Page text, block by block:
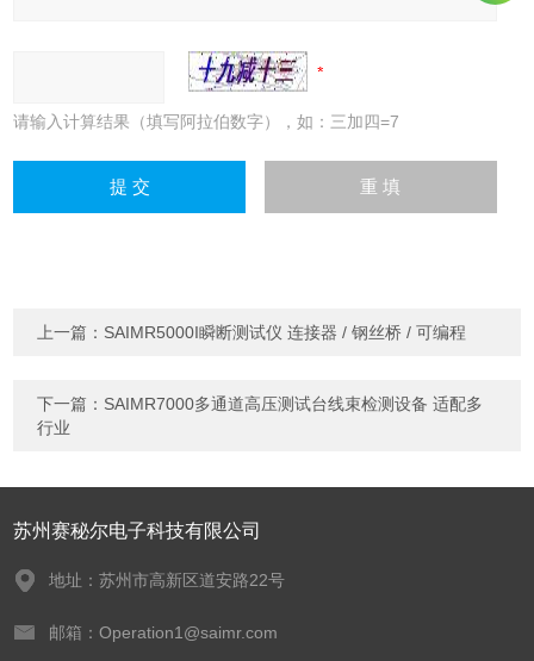
请输入计算结果（填写阿拉伯数字），如：三加四=7
上一篇： SAIMR5000I瞬断测试仪 连接器 / 钢丝桥 / 可编程
下一篇： SAIMR7000多通道高压测试台线束检测设备 适配多
行业
苏州赛秘尔电子科技有限公司
地址：苏州市高新区道安路22号
邮箱：Operation1@saimr.com